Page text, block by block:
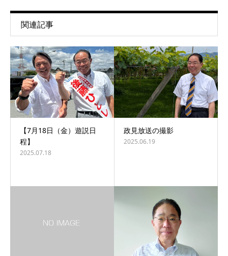
関連記事
【7月18日（金）遊説日
程】
2025.07.18
政見放送の撮影
2025.06.19